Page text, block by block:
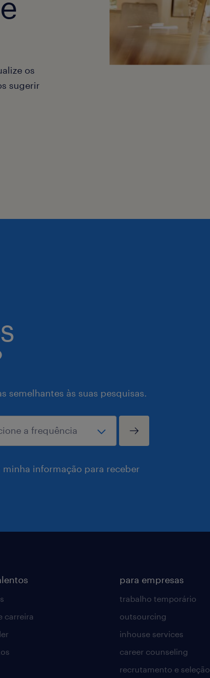
os
sugerir
semelhantes às suas pesquisas.
informação para receber
carreira
para empresas
trabalho temporário
outsourcing
inhouse services
career counseling
recrutamento e seleção